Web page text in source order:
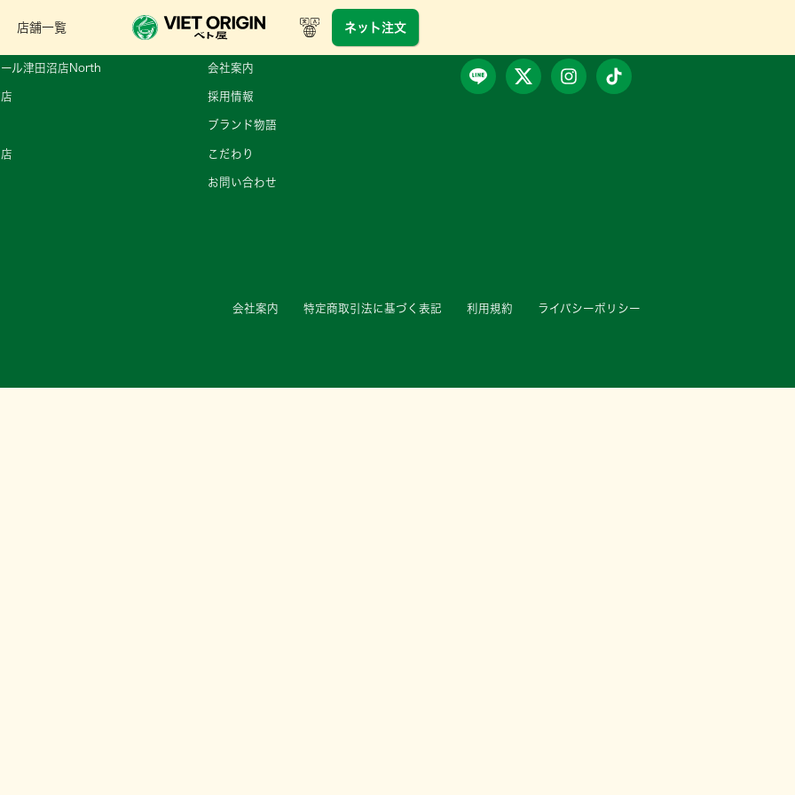
店舗一覧 ネット注文
ル津田沼店North 会社案内
採用情報
ブランド物語
こだわり
お問い合わせ
会社案内 特定商取引法に基づく表記 利用規約 ライバシーポリシー